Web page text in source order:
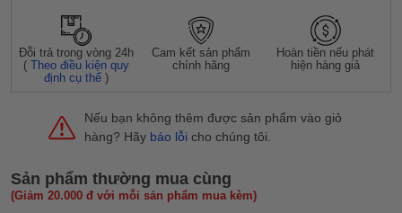
Đỗi trả trong vòng 24h
(Theo điều kiện quy
định cụ thể )
Cam kết sản phẩm
chính hãng
Hoàn tiền nếu phát
hiện hàng giả
Nếu bạn không thêm được sản phẩm vào giỏ
hàng? Hãy báo lỗi cho chúng tôi.
Sản phẩm thường mua cùng
(Giảm 20.000 đ với mỗi sản phẩm mua kèm)